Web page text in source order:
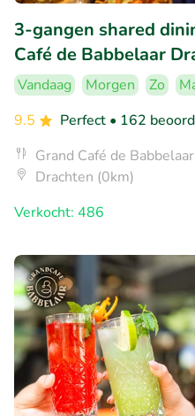
3-gangen shared
Café de Babbelaar
Vandaag Morgen Zo
9.5
Perfect • 162
Grand Café de
Drachten (0km)
Verkocht: 486